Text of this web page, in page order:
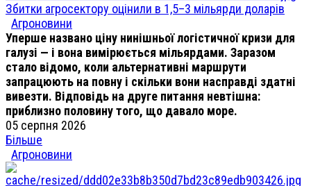
Збитки агросектору оцінили в 1,5–3 мільярди доларів
Агроновини
Уперше названо ціну нинішньої логістичної кризи для
галузі — і вона вимірюється мільярдами. Заразом
стало відомо, коли альтернативні маршрути
запрацюють на повну і скільки вони насправді здатні
вивезти. Відповідь на друге питання невтішна:
приблизно половину того, що давало море.
05 серпня 2026
Більше
Агроновини